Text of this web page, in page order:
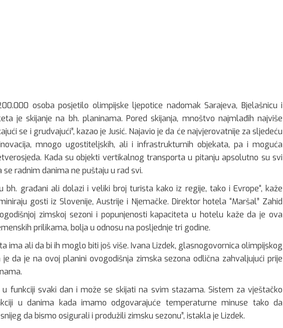
osoba posjetilo olimpijske ljepotice nadomak Sarajeva, Bjelašnicu i
je skijanje na bh. planinama. Pored skijanja, mnoštvo najmlađih najviše
se i grudvajući”, kazao je Jusić. Najavio je da će najvjerovatnije za sljedeću
mnogo ugostiteljskih, ali i infrastrukturnih objekata, pa i moguća
Kada su objekti vertikalnog transporta u pitanju apsolutno su svi
radnim danima ne puštaju u rad svi.
bh. građani ali dolazi i veliki broj turista kako iz regije, tako i Evrope“, kaže
gosti iz Slovenije, Austrije i Njemačke. Direktor hotela “Maršal” Zahid
zimskoj sezoni i popunjenosti kapaciteta u hotelu kaže da je ova
prilikama, bolja u odnosu na posljednje tri godine.
ima ali da bi ih moglo biti još više. Ivana Lizdek, glasnogovornica olimpijskog
da je na ovoj planini ovogodišnja zimska sezona odlična zahvaljujući prije
funkciji svaki dan i može se skijati na svim stazama. Sistem za vještačko
u danima kada imamo odgovarajuće temperaturne minuse tako da
da bismo osigurali i produžili zimsku sezonu”, istakla je Lizdek.